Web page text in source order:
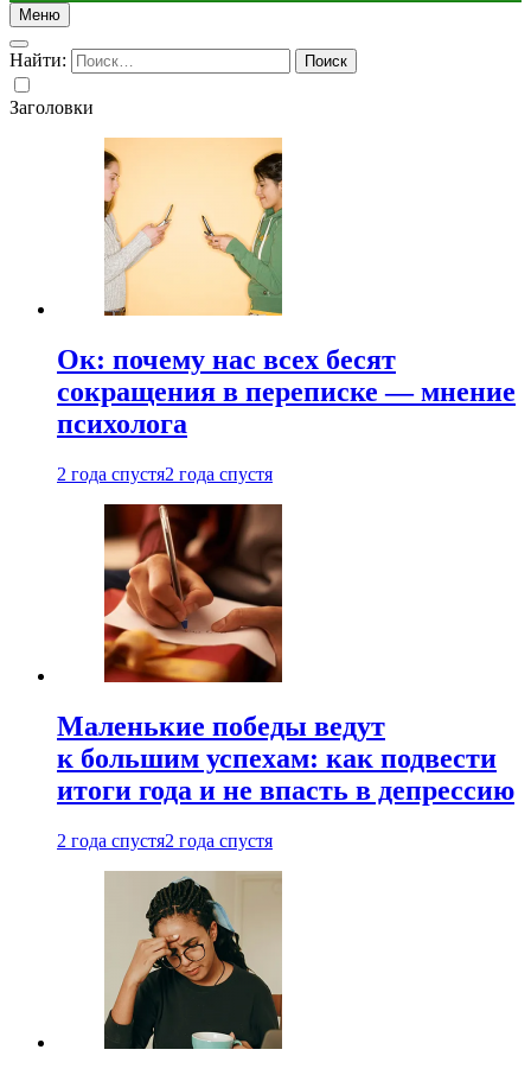
Меню
Найти:
Заголовки
Ок: почему нас всех бесят
сокращения в переписке — мнение
психолога
2 года спустя2 года спустя
Маленькие победы ведут
к большим успехам: как подвести
итоги года и не впасть в депрессию
2 года спустя2 года спустя